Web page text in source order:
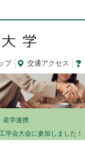
プ 交通アクセス
産学連携
学会大会に参加しました！